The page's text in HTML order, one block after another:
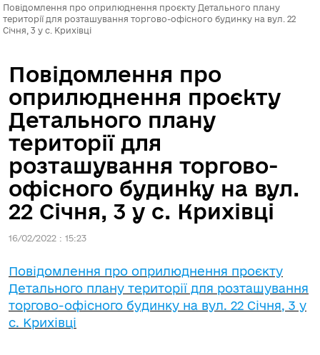
Повідомлення про оприлюднення проєкту Детального плану
території для розташування торгово-офісного будинку на вул. 22
Січня, 3 у с. Крихівці
Повідомлення про
оприлюднення проєкту
Детального плану
території для
розташування торгово-
офісного будинку на вул.
22 Січня, 3 у с. Крихівці
16/02/2022 : 15:23
Повідомлення про оприлюднення проєкту
Детального плану території для розташування
торгово-офісного будинку на вул. 22 Січня, 3 у
с. Крихівці